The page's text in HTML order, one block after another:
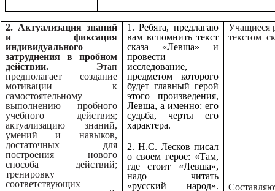
2. Актуализация знаний
и фиксация
индивидуального
затруднения в пробном
действии. Этап
предполагает создание
мотивации к
самостоятельному
выполнению пробного
учебного действия;
актуализацию знаний,
умений и навыков,
достаточных для
построения нового
способа действий;
тренировку
соответствующих
1. Ребята, предлагаю
вам вспомнить текст
сказа «Левша» и
провести
исследование,
предметом которого
будет главный герой
этого произведения,
Левша, а именно: его
судьба, черты его
характера.
2. Н.С. Лесков писал
о своем герое: «Там,
где стоит «Левша»,
надо читать
«русский народ».
Учащиеся
текстом